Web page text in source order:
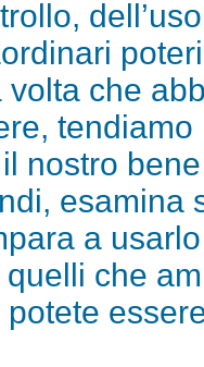
volta che
nostro
esamina
a
quelli che
potete